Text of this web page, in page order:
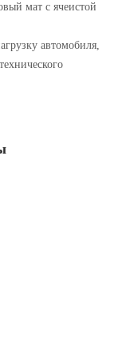
мат с ячеистой
автомобиля,